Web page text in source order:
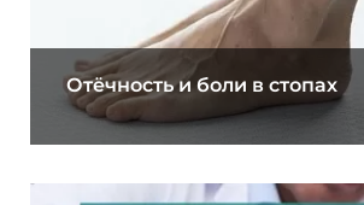
Отёчность и боли в стопах